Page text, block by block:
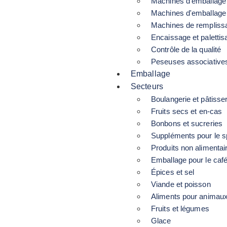
Machines
Machines de
Encaissage et
Contrôle de la qualité
Peseuses
Emballage
Secteurs
Boulangerie et
Fruits secs et en-cas
Bonbons et sucreries
Suppléments pour le
Produits non
Emballage pour le
Épices et sel
Viande et poisson
Aliments pour
Fruits et légumes
Glace